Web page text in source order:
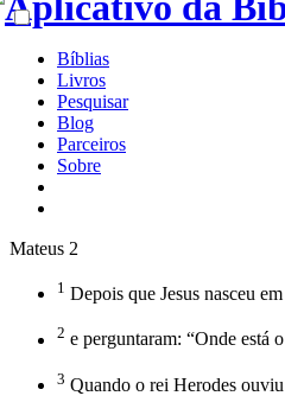
Bíblias
Livros
Pesquisar
Blog
Parceiros
Sobre
Mateus 2
1 Depois que Jesus nasceu
2 e perguntaram: “Onde está
3 Quando o rei Herodes